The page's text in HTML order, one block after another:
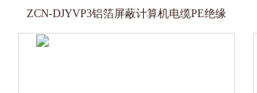
ZCN-DJYVP3铝箔屏蔽计算机电缆PE绝缘